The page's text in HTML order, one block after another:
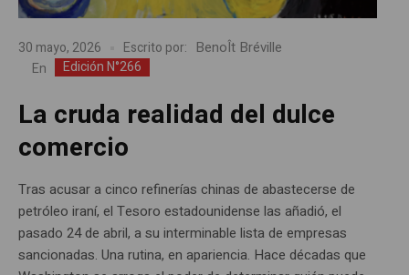
30 mayo, 2026 Escrito por: BenoÎt Bréville
En Edición N°266
La cruda realidad del dulce
comercio
Tras acusar a cinco refinerías chinas de abastecerse de
petróleo iraní, el Tesoro estadounidense las añadió, el
pasado 24 de abril, a su interminable lista de empresas
sancionadas. Una rutina, en apariencia. Hace décadas que